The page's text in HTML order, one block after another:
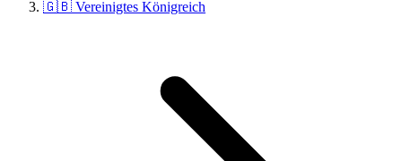
🇬🇧 Vereinigtes Königreich